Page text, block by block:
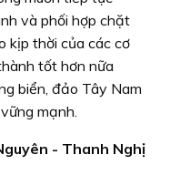
và phối hợp chặt
kịp thời của các cơ
tốt hơn nữa
biển, đảo Tây Nam
mạnh.
- Thanh Nghị